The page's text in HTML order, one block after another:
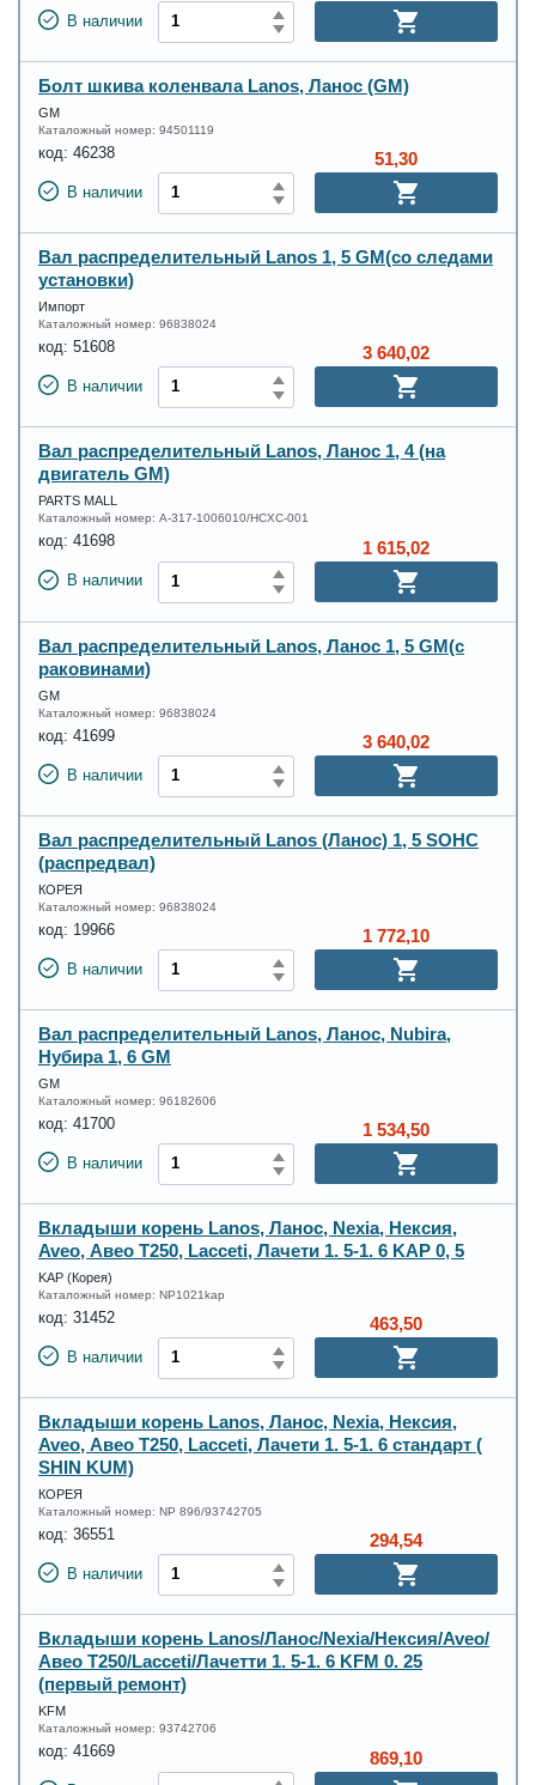
В наличии
Болт шкива коленвала Lanos, Ланос (GM)
GM
Каталожный номер: 94501119
код: 46238
В наличии
51,30
Вал распределительный Lanos 1, 5 GM(со следами
установки)
Импорт
Каталожный номер: 96838024
код: 51608
В наличии
3 640,02
Вал распределительный Lanos, Ланос 1, 4 (на
двигатель GM)
PARTS MALL
Каталожный номер: А-317-1006010/HCXC-001
код: 41698
В наличии
1 615,02
Вал распределительный Lanos, Ланос 1, 5 GM(с
раковинами)
GM
Каталожный номер: 96838024
код: 41699
В наличии
3 640,02
Вал распределительный Lanos (Ланос) 1, 5 SOHC
(распредвал)
КОРЕЯ
Каталожный номер: 96838024
код: 19966
В наличии
1 772,10
Вал распределительный Lanos, Ланос, Nubira,
Нубира 1, 6 GM
GM
Каталожный номер: 96182606
код: 41700
В наличии
1 534,50
Вкладыши корень Lanos, Ланос, Nexia, Нексия,
Aveo, Авео Т250, Lacceti, Лачети 1. 5-1. 6 KAP 0, 5
KAP (Корея)
Каталожный номер: NP1021kap
код: 31452
В наличии
463,50
Вкладыши корень Lanos, Ланос, Nexia, Нексия,
Aveo, Авео Т250, Lacceti, Лачети 1. 5-1. 6 стандарт (
SHIN KUM)
КОРЕЯ
Каталожный номер: NP 896/93742705
код: 36551
В наличии
294,54
Вкладыши корень Lanos/Ланос/Nexia/Нексия/Aveo/
Авео Т250/Lacceti/Лачетти 1. 5-1. 6 KFM 0. 25
(первый ремонт)
KFM
Каталожный номер: 93742706
код: 41669 869,10